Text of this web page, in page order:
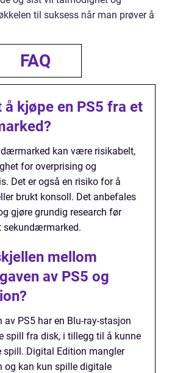
til suksess når man prøver å
FAQ
å kjøpe en PS5 fra et
kan være risikabelt,
for overprising og
Det er også en risiko for å
brukt konsoll. Det anbefales
gjøre grundig research før
sekundærmarked.
mellom
av PS5 og
PS5 har en Blu-ray-stasjon
spill fra disk, i tillegg til å kunne
spill. Digital Edition mangler
og kan kun spille digitale